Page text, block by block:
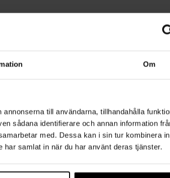
Om
till användarna, tillhandahålla
sådana identifierare och annan information
med. Dessa kan i sin tur kombinera
samlat in när du har använt deras tjänster.